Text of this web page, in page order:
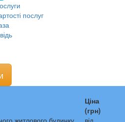
послуг
Ціна
(грн)
житлового будинку
від